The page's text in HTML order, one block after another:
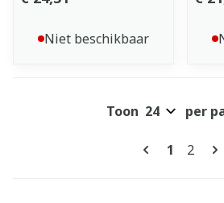
Niet beschikbaar
Pagina's
U lees
1 Pagina
2
Toon per